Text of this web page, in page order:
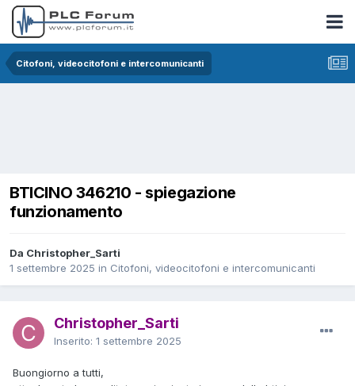
Citofoni, videocitofoni e intercomunicanti
BTICINO 346210 - spiegazione
funzionamento
Da Christopher_Sarti
1 settembre 2025 in Citofoni, videocitofoni e intercomunicanti
Christopher_Sarti
Inserito: 1 settembre 2025
Buongiorno a tutti,